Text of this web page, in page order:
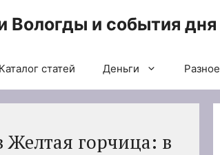
Вологды и события дня
Каталог статей Деньги Разное
горчица: в